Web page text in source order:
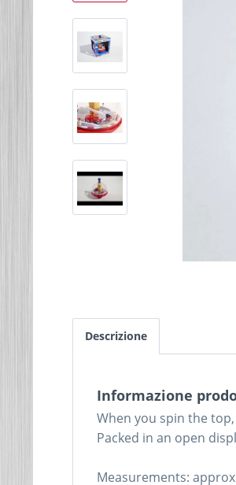
Descrizione
Informazione
When you spin the
Packed in an open
Measurements: